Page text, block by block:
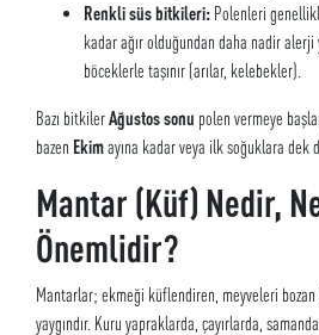
Renkli süs bitkileri: Polenleri
kadar ağır olduğundan daha nadir
böceklerle taşınır (arılar, kelebekler).
Bazı bitkilerAğustos sonu polen vermeye
bazen Ekimayına kadar veya ilk soğuklara dek
Mantar (Küf) Nedir,
Önemlidir?
Mantarlar; ekmeği küflendiren, meyveleri
yaygındır. Kuru yapraklarda, çayırlarda,